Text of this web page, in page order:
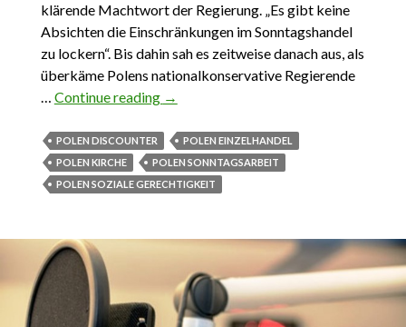
klärende Machtwort der Regierung. „Es gibt keine
Absichten die Einschränkungen im Sonntagshandel
zu lockern“. Bis dahin sah es zeitweise danach aus, als
überkäme Polens nationalkonservative Regierende
… Continue reading Sonntage in Polen. Verschnaufen statt
→
POLEN DISCOUNTER
POLEN EINZELHANDEL
POLEN KIRCHE
POLEN SONNTAGSARBEIT
POLEN SOZIALE GERECHTIGKEIT